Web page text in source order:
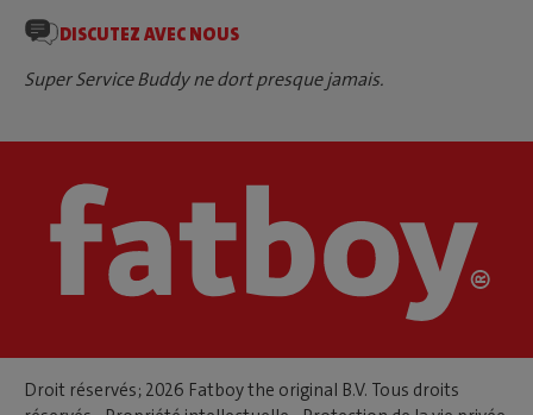
DISCUTEZ AVEC NOUS
Super Service Buddy ne dort presque jamais.
Droit réservés; 2026 Fatboy the original B.V. Tous droits